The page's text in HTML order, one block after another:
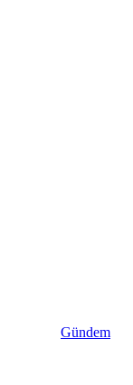
Gündem